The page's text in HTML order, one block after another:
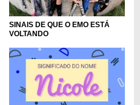
SINAIS DE QUE O EMO ESTÁ
VOLTANDO